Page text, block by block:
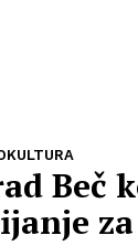
O nama
Beč